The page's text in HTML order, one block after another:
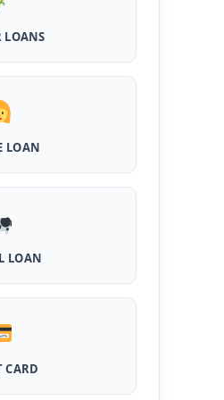
Loan Online Apply:
सकते हैं पुरे 5 लाख रूपए का
से करे अप्लाई
Online: इस प्रकार बिना
से ले सकते है एक लाख तक का
Apply Online: इस तरह
है 20 लाख तक का लोन, अभी
बनवा सकते है PM किसान
है सबसे सस्ता 5 लाख तक का
Open Online: आज ही
बैंक अकाउंट, फ्री डेबिट कार्ड
LOANS
LOAN
LOAN
CARD